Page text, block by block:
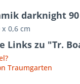
darknight 90
0,6 cm
Links zu "Tr.
Traumgarten